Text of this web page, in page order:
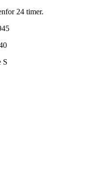
24 timer.
S